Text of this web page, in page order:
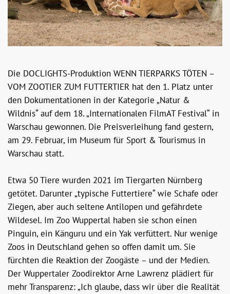
Die DOCLIGHTS-Produktion WENN TIERPARKS TÖTEN –
VOM ZOOTIER ZUM FUTTERTIER hat den 1. Platz unter
den Dokumentationen in der Kategorie „Natur &
Wildnis“ auf dem 18. „Internationalen FilmAT Festival“ in
Warschau gewonnen. Die Preisverleihung fand gestern,
am 29. Februar, im Museum für Sport & Tourismus in
Warschau statt.
Etwa 50 Tiere wurden 2021 im Tiergarten Nürnberg
getötet. Darunter „typische Futtertiere“ wie Schafe oder
Ziegen, aber auch seltene Antilopen und gefährdete
Wildesel. Im Zoo Wuppertal haben sie schon einen
Pinguin, ein Känguru und ein Yak verfüttert. Nur wenige
Zoos in Deutschland gehen so offen damit um. Sie
fürchten die Reaktion der Zoogäste – und der Medien.
Der Wuppertaler Zoodirektor Arne Lawrenz plädiert für
mehr Transparenz: „Ich glaube, dass wir über die Realität